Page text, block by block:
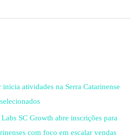
inicia atividades na Serra Catarinense
SC Growth abre inscrições para
com foco em escalar vendas